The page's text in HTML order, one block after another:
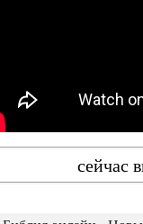
сейчас